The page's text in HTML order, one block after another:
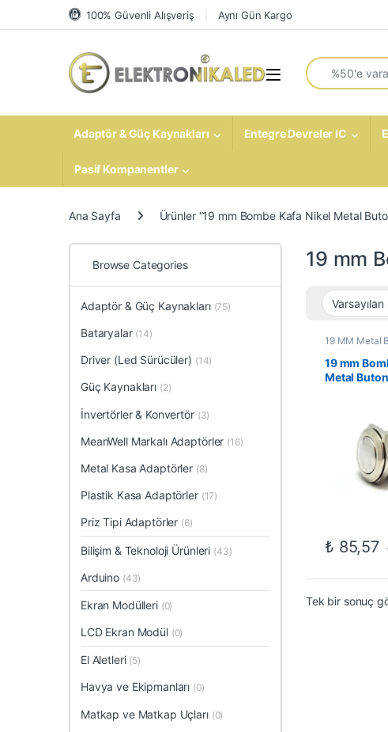
Skip to navigation
Skip to content 100% Güvenli Alışveriş Aynı Gün Kargo
Open
Search for:
Adaptör & Güç Kaynakları Entegre Devreler IC
Pasif Kompanentler
Ana Sayfa Ürünler “19 mm Bombe Kafa Nikel Metal
19 mm
19 MM Metal
On-Off
Anahtarlar
19 mm
Metal Buton
₺ 85,57
Tek bir sonuç
Browse Categories
Adaptör & Güç Kaynakları (75)
Bataryalar (14)
Driver (Led Sürücüler) (14)
Güç Kaynakları (2)
İnvertörler & Konvertör (3)
MeanWell Markalı Adaptörler (16)
Metal Kasa Adaptörler (8)
Plastik Kasa Adaptörler (17)
Priz Tipi Adaptörler (6)
Bilişim & Teknoloji Ürünleri (43)
Arduino (43)
Ekran Modülleri (0)
LCD Ekran Modül (0)
El Aletleri (5)
Havya ve Ekipmanları (0)
Matkap ve Matkap Uçları (0)